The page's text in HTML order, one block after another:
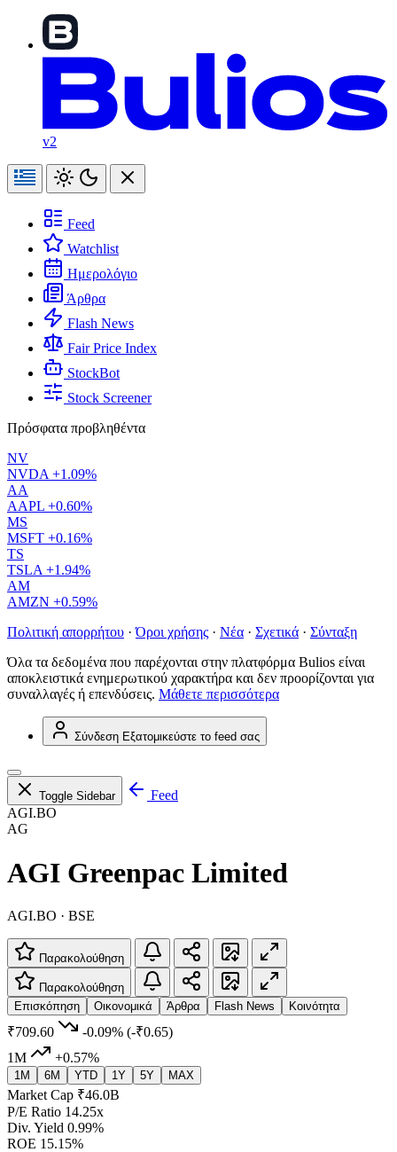
v2
Feed
Watchlist
Ημερολόγιο
Άρθρα
Flash News
Fair Price Index
StockBot
Stock Screener
Πρόσφατα προβληθέντα
NV
NVDA +1.09%
AA
AAPL +0.60%
MS
MSFT +0.16%
TS
TSLA +1.94%
AM
AMZN +0.59%
Πολιτική απορρήτου · Όροι χρήσης · Νέα · Σχετικά · Σύνταξη
Όλα τα δεδομένα που παρέχονται στην πλατφόρμα Bulios είναι
αποκλειστικά ενημερωτικού χαρακτήρα και δεν προορίζονται για
συναλλαγές ή επενδύσεις. Μάθετε περισσότερα
Σύνδεση Εξατομικεύστε το feed σας
Toggle Sidebar
Feed
AGI.BO
AG
AGI Greenpac Limited
AGI.BO · BSE
Παρακολούθηση
Παρακολούθηση
Επισκόπηση
Οικονομικά Άρθρα Flash News Κοινότητα
₹709.60 -0.09% (-₹0.65)
1M
+0.57%
1M 6M YTD 1Y 5Y MAX
Market Cap ₹46.0B
P/E Ratio 14.25x
Div. Yield 0.99%
ROE 15.15%